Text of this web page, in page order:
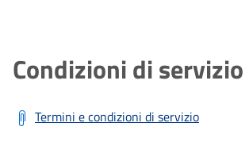
Condizioni di servizio
Termini e condizioni di servizio